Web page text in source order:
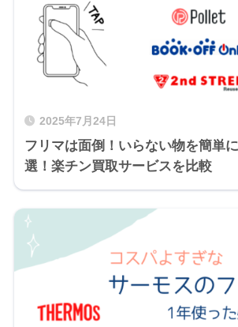
2025年7月24日
フリマは面倒！いらない物を簡単
選！楽チン買取サービスを比較